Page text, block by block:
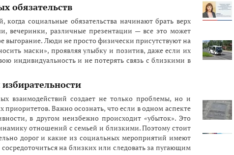
обязательств
когда социальные обязательства начинают брать верх
вечеринки, различные презентации — все это может
выгорание. Люди не просто физически присутствуют на
маски», проявляя улыбку и позитив, даже если их
индивидуальность и не потерять связь с близкими в
взаимодействий создает не только проблемы, но и
приоритетов. Важно осознать, что если в одном аспекте
в другом неизбежно происходит «убыток». Это
отношений с семьей и близкими. Поэтому стоит
дорог и какие из социальных мероприятий имеют
на близких или следовать за пугающим